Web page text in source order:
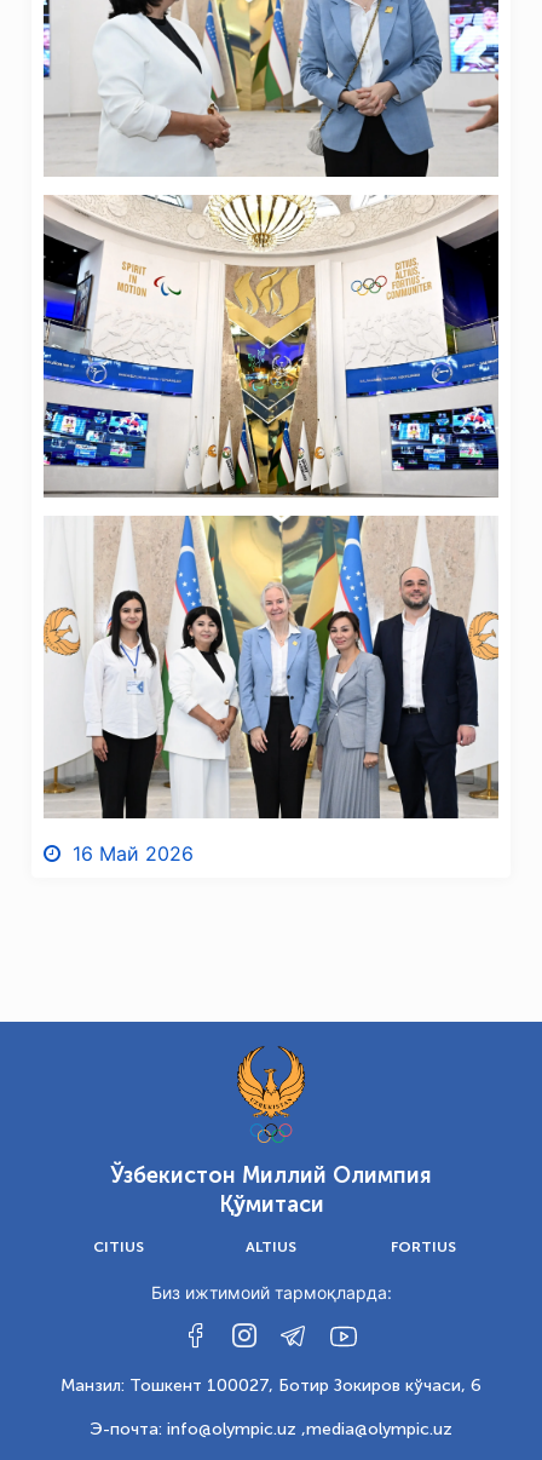
16 Май 2026
Ўзбекистон Миллий Олимпия
Қўмитаси
CITIUS ALTIUS FORTIUS
Биз ижтимоий тармоқларда:
Манзил: Тошкент 100027, Ботир Зокиров кўчаси, 6
Э-почта: info@olympic.uz ,media@olympic.uz